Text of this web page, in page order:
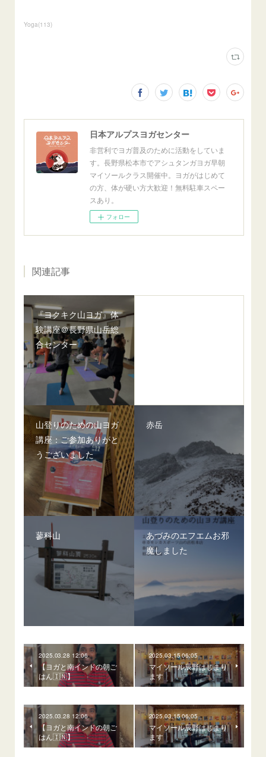
Yoga(113)
日本アルプスヨガセンター
非営利でヨガ普及のために活動をしていま
す。長野県松本市でアシュタンガヨガ早朝
マイソールクラス開催中。ヨガがはじめて
の方、体が硬い方大歓迎！無料駐車スペー
スあり。
フォロー
関連記事
『ヨクキク山ヨガ』体
験講座＠長野県山岳総
合センター
山登りのための山ヨガ
講座：ご参加ありがと
うございました
赤岳
蓼科山
あづみのエフエムお邪
魔しました
2025.03.28 12:06
【ヨガと南インドの朝ご
はん🇮🇳】
2025.03.15 06:05
マイソール辰野はじまり
ます
2025.03.28 12:06
【ヨガと南インドの朝ご
はん🇮🇳】
2025.03.15 06:05
マイソール辰野はじまり
ます